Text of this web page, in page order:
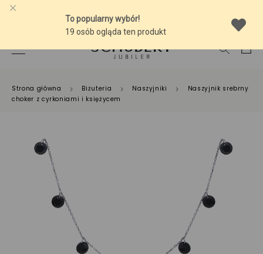
Strona główna Biżuteria Naszyjniki
Naszyjnik srebrny
choker z cyrkoniami i księżycem